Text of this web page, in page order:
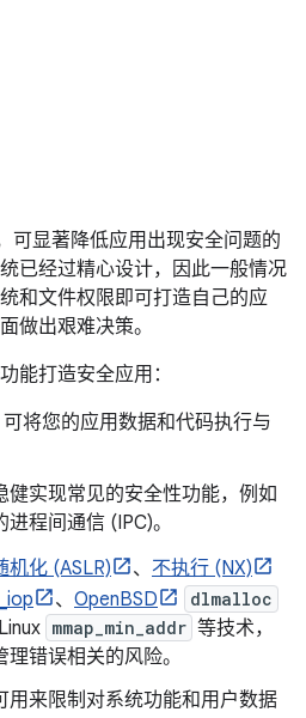
可显著降低应用出现安全问题的
已经过精心设计，因此一般情况
和文件权限即可打造自己的应
做出艰难决策。
能打造安全应用：
将您的应用数据和代码执行与
健实现常见的安全性功能，例如
程间通信 (IPC)。
机化 (ASLR) 、 不执行 (NX)
、 OpenBSD dlmalloc
mmap_min_addr 等技术，
错误相关的风险。
用来限制对系统功能和用户数据